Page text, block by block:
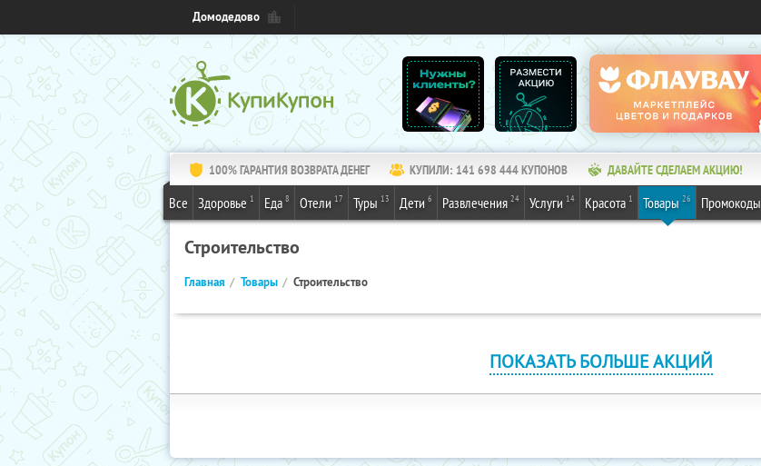
Домодедово
100% ГАРАНТИЯ ВОЗВРАТА ДЕНЕГ КУПИЛИ: 141 698 444КУПОНОВ ДАВАЙТЕ СДЕЛАЕМ АКЦИЮ!
Все Здоровье 1 Еда 8 Отели 17 Туры 13 Дети 6 Развлечения 24 Услуги 14 Красота 1 Товары 26 Промокоды
Строительство
Главная Товары Строительство
ПОКАЗАТЬ БОЛЬШЕ АКЦИЙ